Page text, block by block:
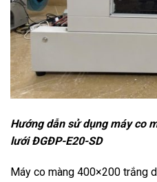
Hướng dẫn sử dụng máy co
lưới ĐGĐP-E20-SD
Máy co màng 400×200 trắng